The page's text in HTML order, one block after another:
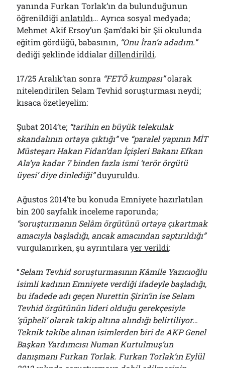
yanında Furkan Torlak’ın da bulunduğunun
öğrenildiğianlatıldı… Ayrıca sosyal medyada;
Mehmet Akif Ersoy’un Şam’daki bir Şii okulunda
eğitim gördüğü, babasının, “Onu İran’a adadım.”
dediği şeklinde iddialardillendirildi.
17/25 Aralık’tan sonra “FETÖ kumpası”olarak
nitelendirilen Selam Tevhid soruşturması neydi;
kısaca özetleyelim:
Şubat 2014’te; “tarihin en büyük telekulak
skandalının ortaya çıktığı”ve “paralel yapının MİT
Müsteşarı Hakan Fidan’dan İçişleri Bakanı Efkan
Ala’ya kadar 7 binden fazla ismi ‘terör örgütü
üyesi’ diye dinlediği”duyuruldu.
Ağustos 2014’te bu konuda Emniyete hazırlatılan
bin 200 sayfalık inceleme raporunda;
“soruşturmanın Selâm örgütünü ortaya çıkartmak
amacıyla başladığı, ancak amacından saptırıldığı”
vurgulanırken, şu ayrıntılarayer verildi:
“Selam Tevhid soruşturmasının Kâmile Yazıcıoğlu
isimli kadının Emniyete verdiği ifadeyle başladığı,
bu ifadede adı geçen Nurettin Şirin’in ise Selam
Tevhid örgütünün lideri olduğu gerekçesiyle
‘şüpheli’ olarak takip altına alındığı belirtiliyor…
Teknik takibe alınan isimlerden biri de AKP Genel
Başkan Yardımcısı Numan Kurtulmuş’un
danışmanı Furkan Torlak. Furkan Torlak’ın Eylül